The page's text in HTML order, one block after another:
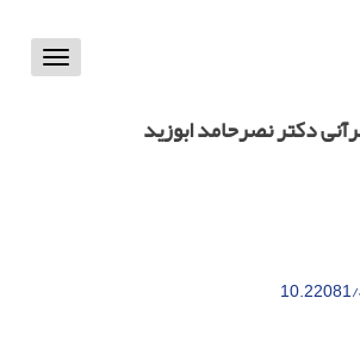
Toggle
دکتر نصرحامد ابوزید